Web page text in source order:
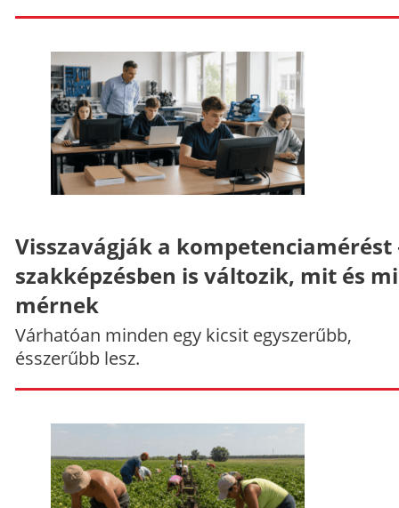
Visszavágják a kompetenciamérést
szakképzésben is változik, mit és
mérnek
Várhatóan minden egy kicsit egyszerűbb,
ésszerűbb lesz.